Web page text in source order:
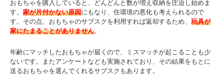
おもちゃを購入していると、どんどんと数が増え収納を圧迫し始めま
す。 家が片付かない原因にもなり、住環境の悪化も考えられるので
す。その点、おもちゃのサブスクを利用すれば返却するため、 玩具が
家にたまることがありません。
年齢にマッチしたおもちゃが届くので、ミスマッチが起こることも少
ないです。またアンケートなども実施されており、その結果をもとに
送るおもちゃを選んでくれるサブスクもあります。